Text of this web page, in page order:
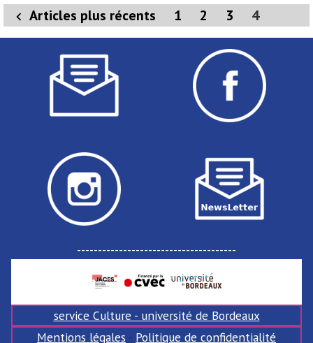
Pagination
des
publications
Articles plus récents 1 2 3 4
--------------------------------------
service Culture - université de Bordeaux
Mentions légales - Politique de confidentialité